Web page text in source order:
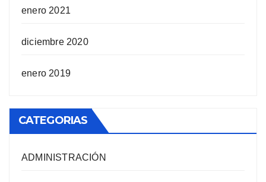
enero 2021
diciembre 2020
enero 2019
CATEGORIAS
ADMINISTRACIÓN